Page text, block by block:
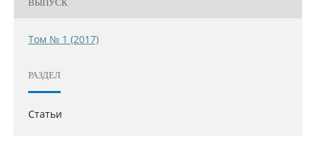
ВЫПУСК
Том № 1 (2017)
РАЗДЕЛ
Статьи